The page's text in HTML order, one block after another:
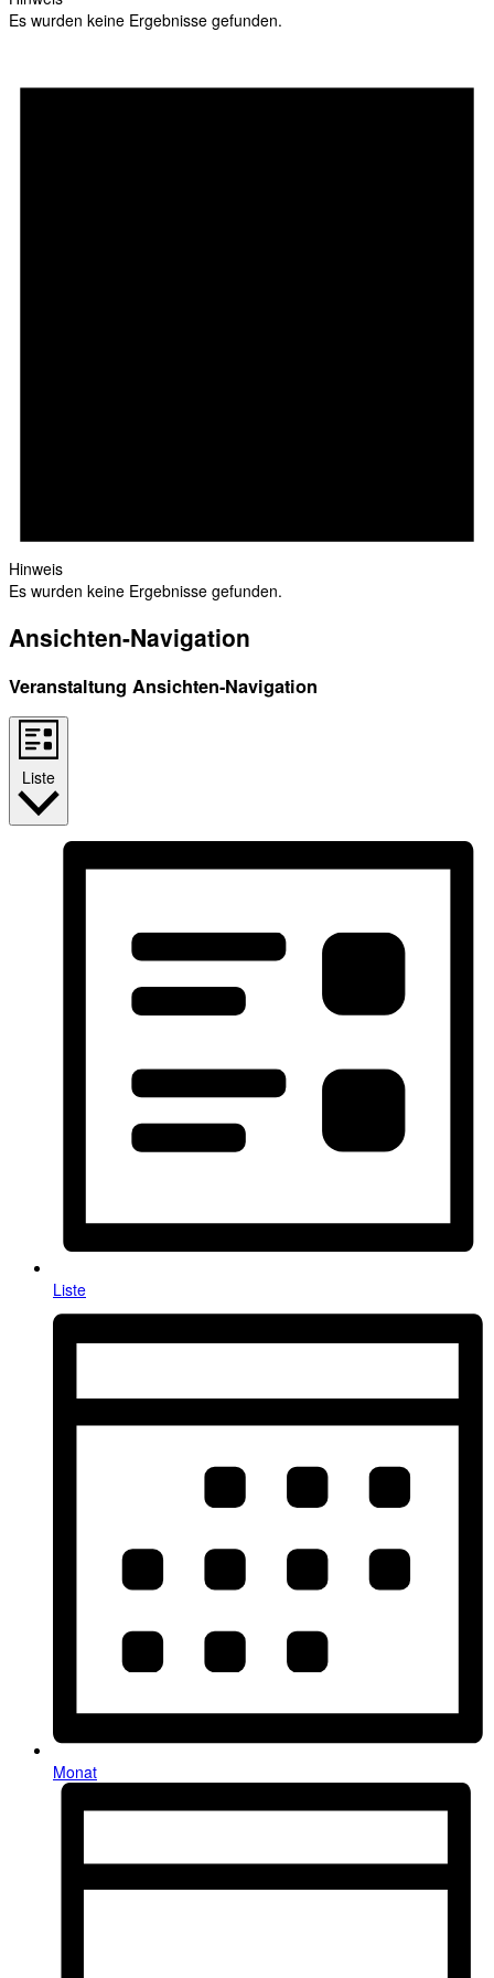
Es wurden keine Ergebnisse gefunden.
Hinweis
Es wurden keine Ergebnisse gefunden.
Ansichten-Navigation
Veranstaltung Ansichten-Navigation
Liste
Liste
Monat